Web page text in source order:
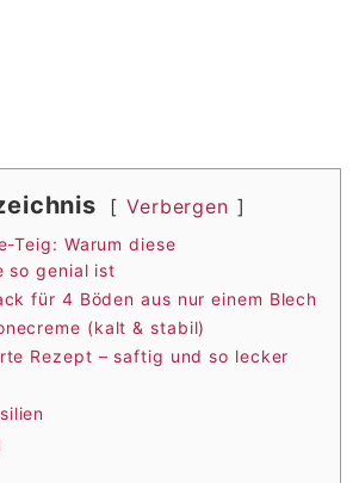
Verbergen
Teig: Warum diese
so genial ist
für 4 Böden aus nur einem Blech
(kalt & stabil)
Rezept – saftig und so lecker